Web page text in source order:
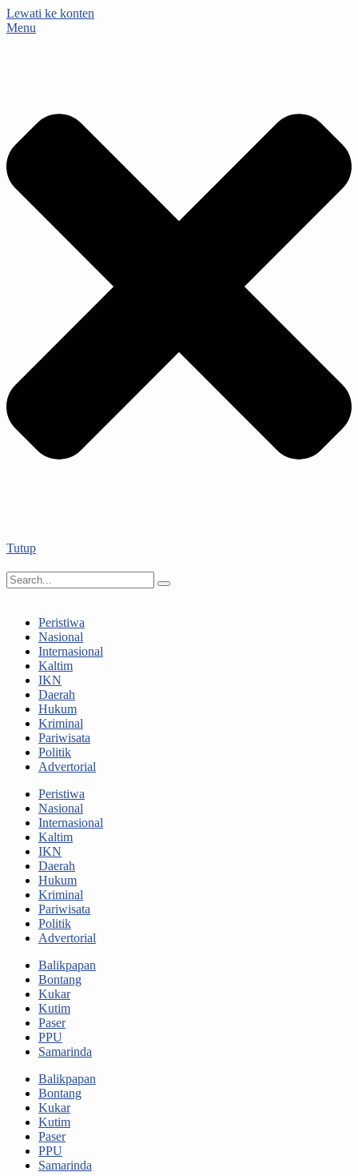
Lewati ke konten
Menu
Tutup
Peristiwa
Nasional
Internasional
Kaltim
IKN
Daerah
Hukum
Kriminal
Pariwisata
Politik
Advertorial
Peristiwa
Nasional
Internasional
Kaltim
IKN
Daerah
Hukum
Kriminal
Pariwisata
Politik
Advertorial
Balikpapan
Bontang
Kukar
Kutim
Paser
PPU
Samarinda
Balikpapan
Bontang
Kukar
Kutim
Paser
PPU
Samarinda